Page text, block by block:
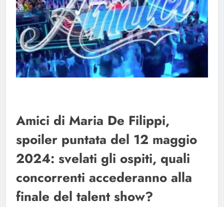
Amici di Maria De Filippi,
spoiler puntata del 12 maggio
2024: svelati gli ospiti, quali
concorrenti accederanno alla
finale del talent show?